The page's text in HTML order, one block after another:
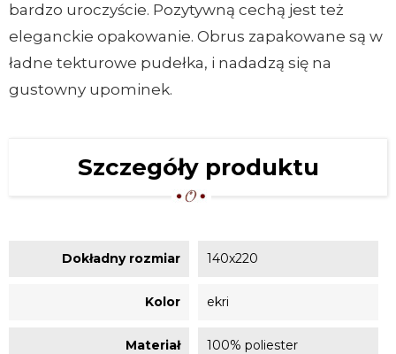
bardzo uroczyście. Pozytywną cechą jest też
eleganckie opakowanie. Obrus zapakowane są w
ładne tekturowe pudełka, i nadadzą się na
gustowny upominek.
Szczegóły produktu
Dokładny rozmiar 140x220
Kolor ekri
Materiał 100% poliester